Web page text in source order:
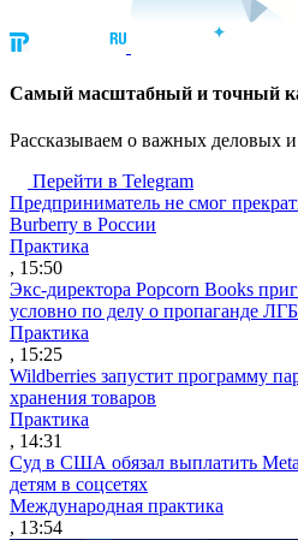
Cамый масштабный и точный
Рассказываем о важных деловых
Перейти в Telegram
Предприниматель не смог
Burberry в России
Практика
, 15:50
Экс-директора Popcorn Books
условно по делу о пропаганде
Практика
, 15:25
Wildberries запустит программу
хранения товаров
Практика
, 14:31
Суд в США обязал выплатить
детям в соцсетях
Международная практика
, 13:54